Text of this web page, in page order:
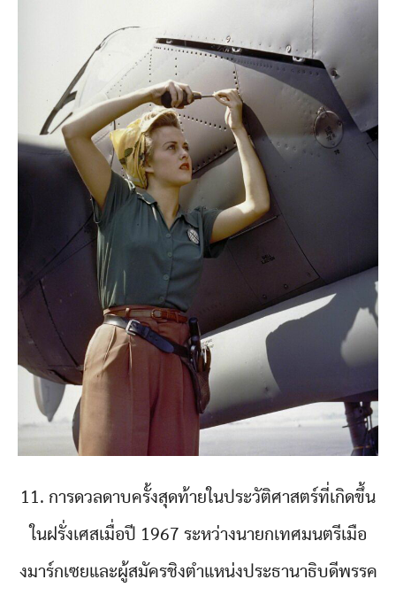
11. การดวลดาบครั้งสุดท้ายในประวัติศาสตร์ที่เกิดขึ้น
ในฝรั่งเศสเมื่อปี 1967 ระหว่างนายกเทศมนตรีเมือ
งมาร์กเซยและผู้สมัครชิงตำแหน่งประธานาธิบดีพรรค